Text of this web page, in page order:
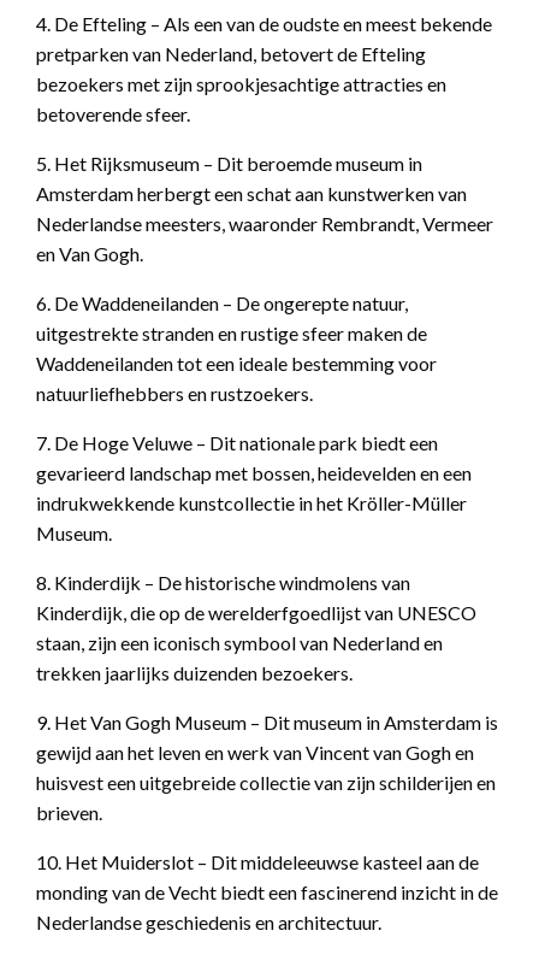
4. De Efteling – Als een van de oudste en meest bekende
pretparken van Nederland, betovert de Efteling
bezoekers met zijn sprookjesachtige attracties en
betoverende sfeer.
5. Het Rijksmuseum – Dit beroemde museum in
Amsterdam herbergt een schat aan kunstwerken van
Nederlandse meesters, waaronder Rembrandt, Vermeer
en Van Gogh.
6. De Waddeneilanden – De ongerepte natuur,
uitgestrekte stranden en rustige sfeer maken de
Waddeneilanden tot een ideale bestemming voor
natuurliefhebbers en rustzoekers.
7. De Hoge Veluwe – Dit nationale park biedt een
gevarieerd landschap met bossen, heidevelden en een
indrukwekkende kunstcollectie in het Kröller-Müller
Museum.
8. Kinderdijk – De historische windmolens van
Kinderdijk, die op de werelderfgoedlijst van UNESCO
staan, zijn een iconisch symbool van Nederland en
trekken jaarlijks duizenden bezoekers.
9. Het Van Gogh Museum – Dit museum in Amsterdam is
gewijd aan het leven en werk van Vincent van Gogh en
huisvest een uitgebreide collectie van zijn schilderijen en
brieven.
10. Het Muiderslot – Dit middeleeuwse kasteel aan de
monding van de Vecht biedt een fascinerend inzicht in de
Nederlandse geschiedenis en architectuur.